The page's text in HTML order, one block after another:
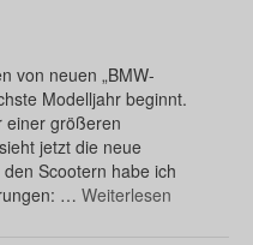
von neuen „BMW-
Modelljahr beginnt.
einer größeren
jetzt die neue
Scootern habe ich
… Weiterlesen